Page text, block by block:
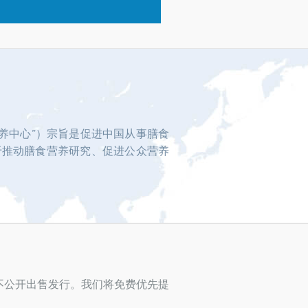
中心”）宗旨是促进中国从事膳食
动膳食营养研究、促进公众营养
开出售发行。我们将免费优先提